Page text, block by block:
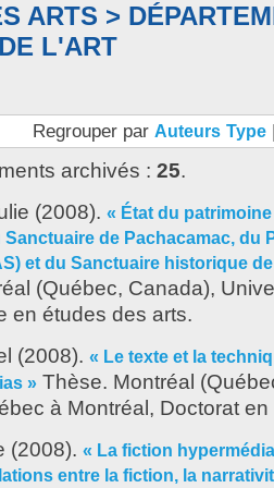
ARTS >
L'ART
Regrouper par Auteurs Type
archivés : 25.
(2008). « État du
de Pachacamac, du
et du Sanctuaire historique
(Québec, Canada),
en études des arts.
(2008). « Le texte et la
» Thèse. Montréal
à Montréal, Doctorat
(2008). « La fiction
entre la fiction, la